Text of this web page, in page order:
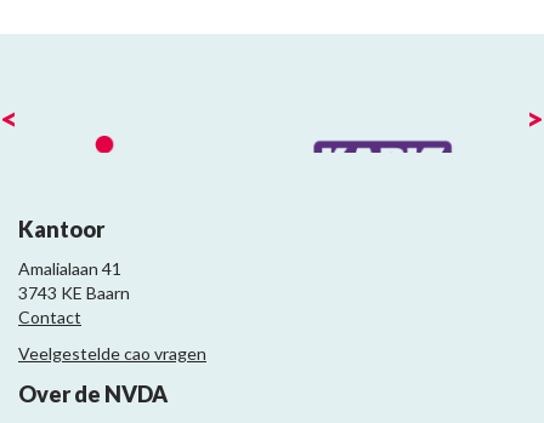
< >
Kantoor
Amalialaan 41
3743 KE Baarn
Contact
Veelgestelde cao vragen
Over de NVDA